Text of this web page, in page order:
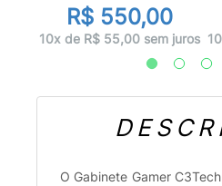
R$ 550,00
10x de R$ 55,00 sem juros
O Gabinete Gamer